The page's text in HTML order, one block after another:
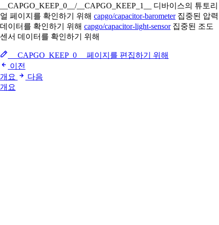
__CAPGO_KEEP_0__/__CAPGO_KEEP_1__ 디바이스의 튜토리
얼 페이지를 확인하기 위해 capgo/capacitor-barometer집중된 압력
데이터를 확인하기 위해 capgo/capacitor-light-sensor집중된 조도
센서 데이터를 확인하기 위해
__CAPGO_KEEP_0__ 페이지를 편집하기 위해
이전
개요
다음
개요